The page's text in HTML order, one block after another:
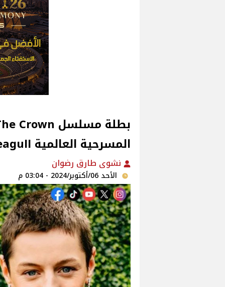
المسرحية العالمية The Seagull
نشوى طارق رضوان
الأحد 06/أكتوبر/2024 - 03:04 م